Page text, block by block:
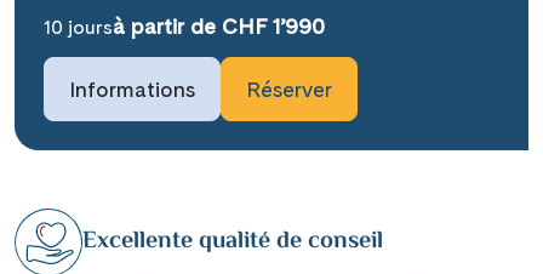
10 joursà partir de CHF 1’990
Informations Réserver
Excellente qualité de conseil